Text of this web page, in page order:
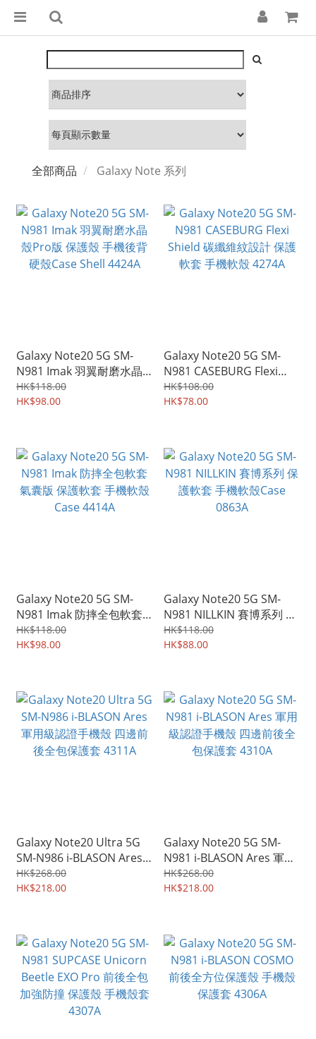
全部商品 Galaxy Note 系列
Galaxy Note20 5G SM-
N981 Imak 羽翼耐磨水晶
殼Pro版 保護殼 手機後背
硬殼Case Shell 4424A
HK$118.00
HK$98.00
Galaxy Note20 5G SM-
N981 CASEBURG Flexi
Shield 碳纖維紋設計 保護
軟套 手機軟殼 4274A
HK$108.00
HK$78.00
Galaxy Note20 5G SM-
N981 Imak 防摔全包軟套
氣囊版 保護軟套 手機軟殼
Case 4414A
HK$118.00
HK$98.00
Galaxy Note20 5G SM-
N981 NILLKIN 賽博系列 保
護軟套 手機軟殼Case
0863A
HK$118.00
HK$88.00
Galaxy Note20 Ultra 5G
SM-N986 i-BLASON Ares
軍用級認證手機殼 四邊前
後全包保護套 4311A
HK$268.00
HK$218.00
Galaxy Note20 5G SM-
N981 i-BLASON Ares 軍用
級認證手機殼 四邊前後全
包保護套 4310A
HK$268.00
HK$218.00